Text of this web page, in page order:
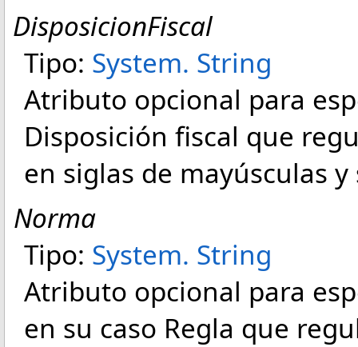
DisposicionFiscal
Tipo: System. String
Atributo opcional para
Disposición fiscal que
en siglas de mayúsculas
Norma
Tipo: System. String
Atributo opcional para
en su caso Regla que